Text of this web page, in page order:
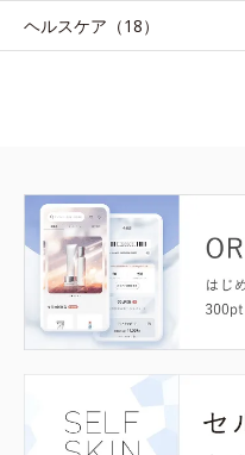
ヘルスケア（18）